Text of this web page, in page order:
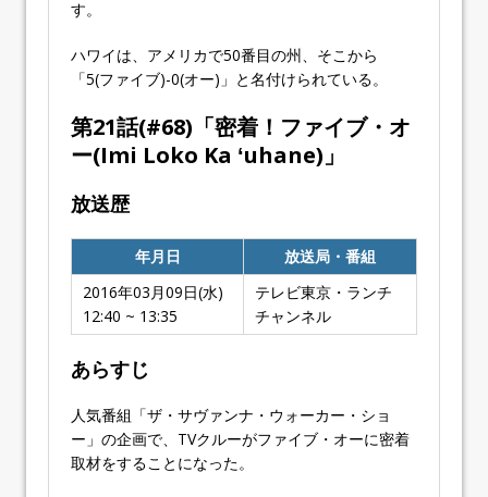
す。
ハワイは、アメリカで50番目の州、そこから
「5(ファイブ)-0(オー)」と名付けられている。
第21話(#68)「密着！ファイブ・オ
ー(Imi Loko Ka ʻuhane)」
放送歴
年月日
放送局・番組
2016年03月09日(水)
12:40 ~ 13:35
テレビ東京・ランチ
チャンネル
あらすじ
人気番組「ザ・サヴァンナ・ウォーカー・ショ
ー」の企画で、TVクルーがファイブ・オーに密着
取材をすることになった。